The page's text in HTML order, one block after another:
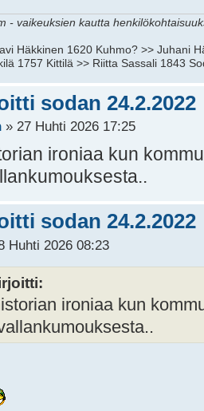
- vaikeuksien kautta
Häkkinen 1620 Kuhmo? >> Juhani
1757 Kittilä >> Riitta Sassali 1843
sodan 24.2.2022
» 27 Huhti 2026 17:25
ironiaa kun
sodan 24.2.2022
Huhti 2026 08:23
ironiaa kun